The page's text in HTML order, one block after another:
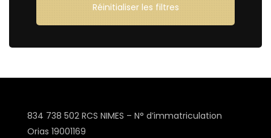
Réinitialiser les filtres
834 738 502 RCS NIMES – N° d’immatriculation
Orias 19001169